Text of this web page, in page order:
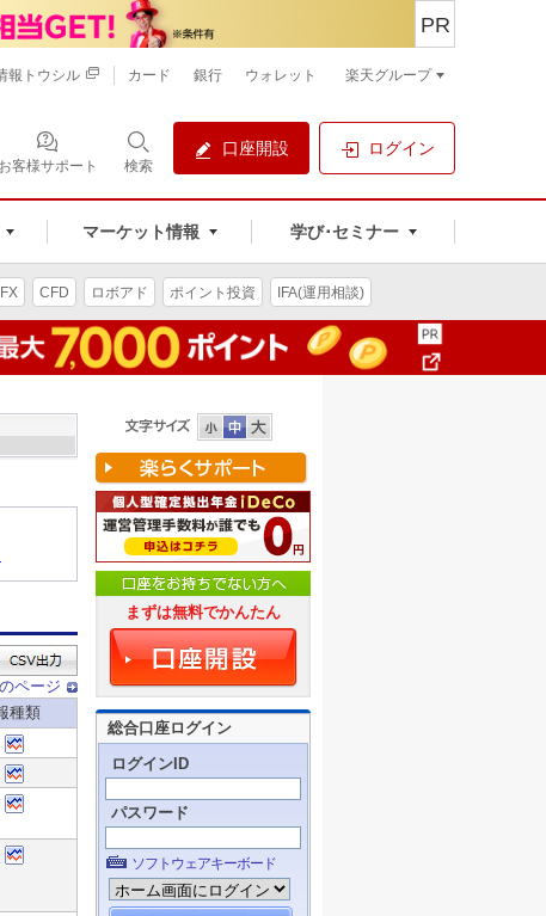
お客様サポート 検索
口座開設 ログイン
マーケット情報 学び･セミナー
PR
報トウシル カード 銀行 ウォレット 楽天グループ
FX CFD ロボアド ポイント投資 IFA(運用相談)
まずは無料でかんたん
総合口座ログイン
ログインID
パスワード
ソフトウェアキーボード